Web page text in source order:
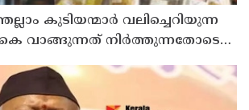
കുടിയന്മാര്‍ വലിച്ചെറിയുന്ന
വാങ്ങുന്നത് നിര്‍ത്തുന്നതോടെ
സര്‍ക്കാരിന്റേത് തലതിരിഞ്ഞ